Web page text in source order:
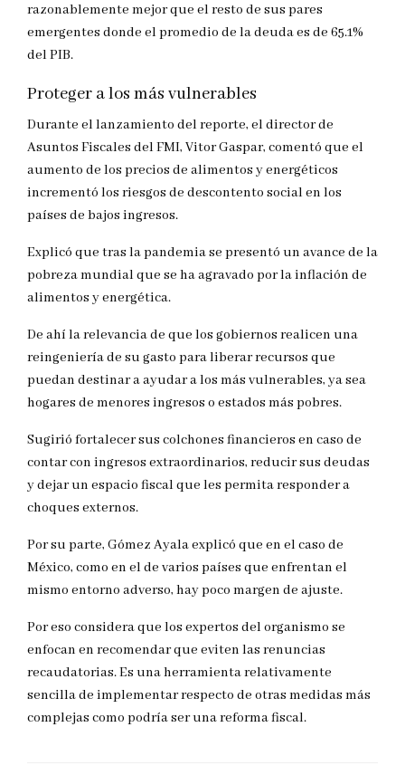
razonablemente mejor que el resto de sus pares
emergentes donde el promedio de la deuda es de 65.1%
del PIB.
Proteger a los más vulnerables
Durante el lanzamiento del reporte, el director de
Asuntos Fiscales del FMI, Vitor Gaspar, comentó que el
aumento de los precios de alimentos y energéticos
incrementó los riesgos de descontento social en los
países de bajos ingresos.
Explicó que tras la pandemia se presentó un avance de la
pobreza mundial que se ha agravado por la inflación de
alimentos y energética.
De ahí la relevancia de que los gobiernos realicen una
reingeniería de su gasto para liberar recursos que
puedan destinar a ayudar a los más vulnerables, ya sea
hogares de menores ingresos o estados más pobres.
Sugirió fortalecer sus colchones financieros en caso de
contar con ingresos extraordinarios, reducir sus deudas
y dejar un espacio fiscal que les permita responder a
choques externos.
Por su parte, Gómez Ayala explicó que en el caso de
México, como en el de varios países que enfrentan el
mismo entorno adverso, hay poco margen de ajuste.
Por eso considera que los expertos del organismo se
enfocan en recomendar que eviten las renuncias
recaudatorias. Es una herramienta relativamente
sencilla de implementar respecto de otras medidas más
complejas como podría ser una reforma fiscal.